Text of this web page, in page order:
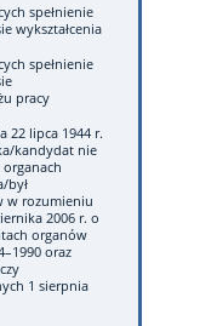
spełnienie
wykształcenia
spełnienie
pracy
22 lipca 1944 r.
kandydat nie
organach
był
w rozumieniu
2006 r. o
organów
oraz
1 sierpnia